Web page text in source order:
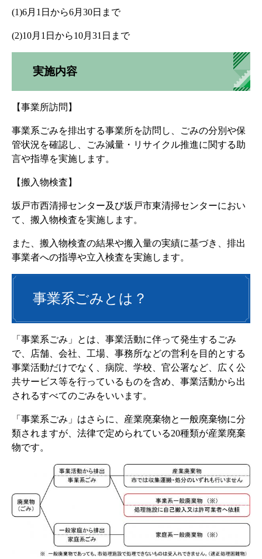
(1)6月1日から6月30日まで
(2)10月1日から10月31日まで
実施内容
【事業所訪問】
事業系ごみを排出する事業所を訪問し、ごみの分別や保
管状況を確認し、ごみ減量・リサイクル推進に関する助
言や指導を実施します。
【搬入物検査】
坂戸市西清掃センター及び坂戸市東清掃センターにおい
て、搬入物検査を実施します。
また、搬入物検査の結果や搬入量の実績に基づき、排出
事業者への指導や立入検査を実施します。
事業系ごみとは？
「事業系ごみ」とは、事業活動に伴って発生するごみ
で、店舗、会社、工場、事務所などの営利を目的とする
事業活動だけでなく、病院、学校、官公署など、広く公
共サービス等を行っているものを含め、事業活動から出
されるすべてのごみをいいます。
「事業系ごみ」はさらに、産業廃棄物と一般廃棄物に分
類されますが、法律で定められている20種類が産業廃棄
物です。